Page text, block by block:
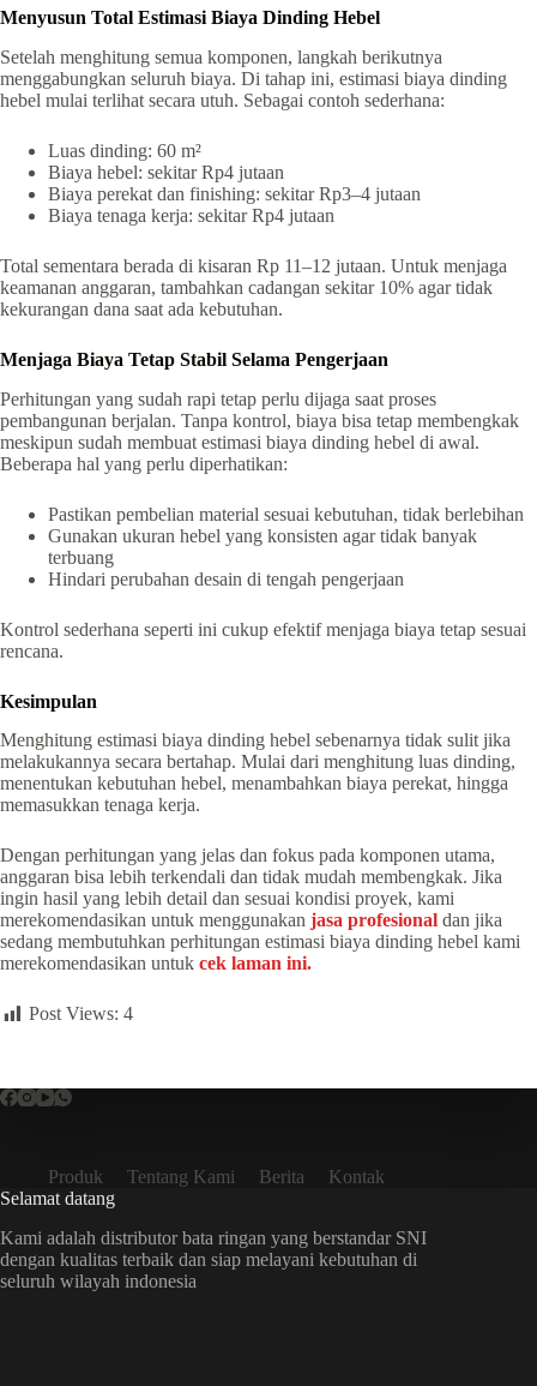
Menyusun Total Estimasi Biaya Dinding Hebel
Setelah menghitung semua komponen, langkah berikutnya
menggabungkan seluruh biaya. Di tahap ini, estimasi biaya dinding
hebel mulai terlihat secara utuh. Sebagai contoh sederhana:
Luas dinding: 60 m²
Biaya hebel: sekitar Rp4 jutaan
Biaya perekat dan finishing: sekitar Rp3–4 jutaan
Biaya tenaga kerja: sekitar Rp4 jutaan
Total sementara berada di kisaran Rp 11–12 jutaan. Untuk menjaga
keamanan anggaran, tambahkan cadangan sekitar 10% agar tidak
kekurangan dana saat ada kebutuhan.
Menjaga Biaya Tetap Stabil Selama Pengerjaan
Perhitungan yang sudah rapi tetap perlu dijaga saat proses
pembangunan berjalan. Tanpa kontrol, biaya bisa tetap membengkak
meskipun sudah membuat estimasi biaya dinding hebel di awal.
Beberapa hal yang perlu diperhatikan:
Pastikan pembelian material sesuai kebutuhan, tidak berlebihan
Gunakan ukuran hebel yang konsisten agar tidak banyak
terbuang
Hindari perubahan desain di tengah pengerjaan
Kontrol sederhana seperti ini cukup efektif menjaga biaya tetap sesuai
rencana.
Kesimpulan
Menghitung estimasi biaya dinding hebel sebenarnya tidak sulit jika
melakukannya secara bertahap. Mulai dari menghitung luas dinding,
menentukan kebutuhan hebel, menambahkan biaya perekat, hingga
memasukkan tenaga kerja.
Dengan perhitungan yang jelas dan fokus pada komponen utama,
anggaran bisa lebih terkendali dan tidak mudah membengkak. Jika
ingin hasil yang lebih detail dan sesuai kondisi proyek, kami
merekomendasikan untuk menggunakan jasa profesional dan jika
sedang membutuhkan perhitungan estimasi biaya dinding hebel kami
merekomendasikan untuk cek laman ini.
Post Views: 4
Produk Tentang Kami Berita
Kontak
Selamat datang
Kami adalah distributor bata ringan yang berstandar SNI
dengan kualitas terbaik dan siap melayani kebutuhan di
seluruh wilayah indonesia